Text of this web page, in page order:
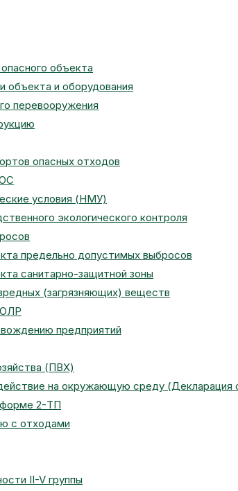
объекта
объекта и оборудования
перевооружения
опасных отходов
условия (НМУ)
экологического контроля
предельно допустимых выбросов
санитарно-защитной зоны
(загрязняющих) веществ
предприятий
(ПВХ)
на окружающую среду (Декларация
форме 2-ТП
с отходами
II-V группы